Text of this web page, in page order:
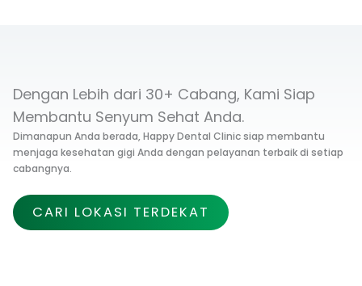
Dengan Lebih dari 30+ Cabang, Kami Siap
Membantu Senyum Sehat Anda.
Dimanapun Anda berada, Happy Dental Clinic siap membantu
menjaga kesehatan gigi Anda dengan pelayanan terbaik di setiap
cabangnya.
CARI LOKASI TERDEKAT